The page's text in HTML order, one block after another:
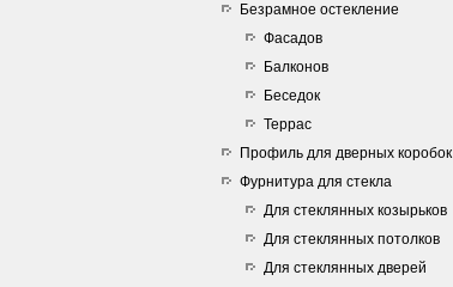
Безрамное остекление
Фасадов
Балконов
Беседок
Террас
Профиль для дверных коробок
Фурнитура для стекла
Для стеклянных козырьков
Для стеклянных потолков
Для стеклянных дверей